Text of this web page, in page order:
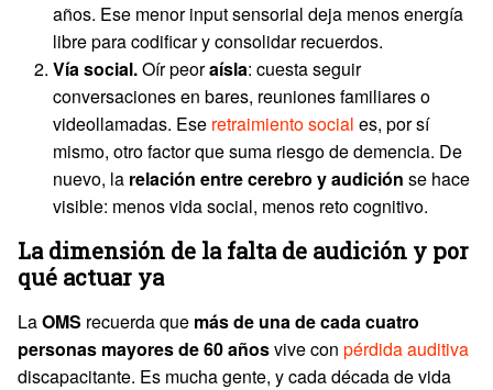
años. Ese menor input sensorial deja menos energía
libre para codificar y consolidar recuerdos.
Vía social.Oír peoraísla: cuesta seguir
conversaciones en bares, reuniones familiares o
videollamadas. Ese retraimiento social es, por sí
mismo, otro factor que suma riesgo de demencia. De
nuevo, la relación entre cerebro y audición se hace
visible: menos vida social, menos reto cognitivo.
La dimensión de la falta de audición y por
qué actuar ya
LaOMS recuerda que más de una de cada cuatro
personas mayores de 60 añosvive con pérdida auditiva
discapacitante. Es mucha gente, y cada década de vida